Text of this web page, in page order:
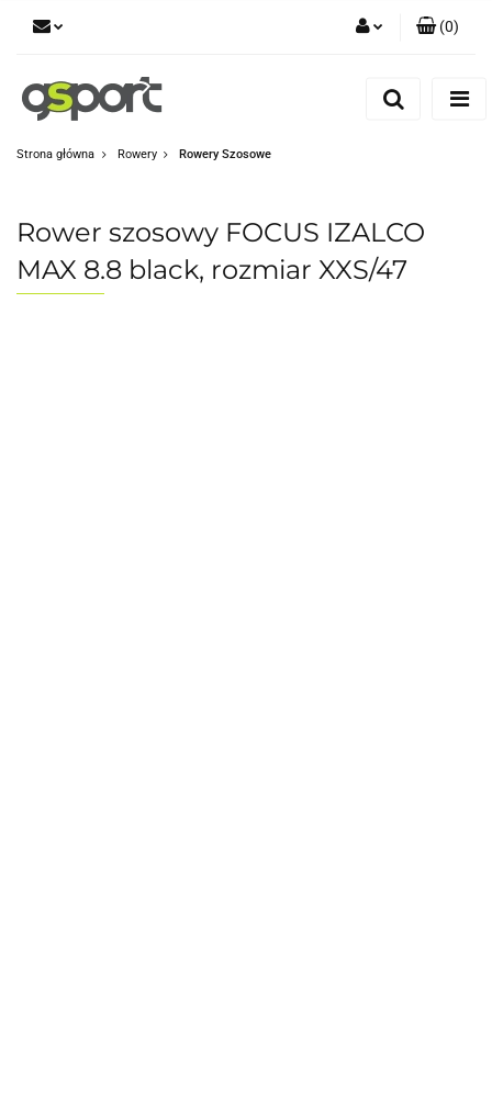
Dodaj zgłoszenie
(0)
Strona główna Rowery Rowery Szosowe
Rower szosowy FOCUS IZALCO
MAX 8.8 black, rozmiar XXS/47